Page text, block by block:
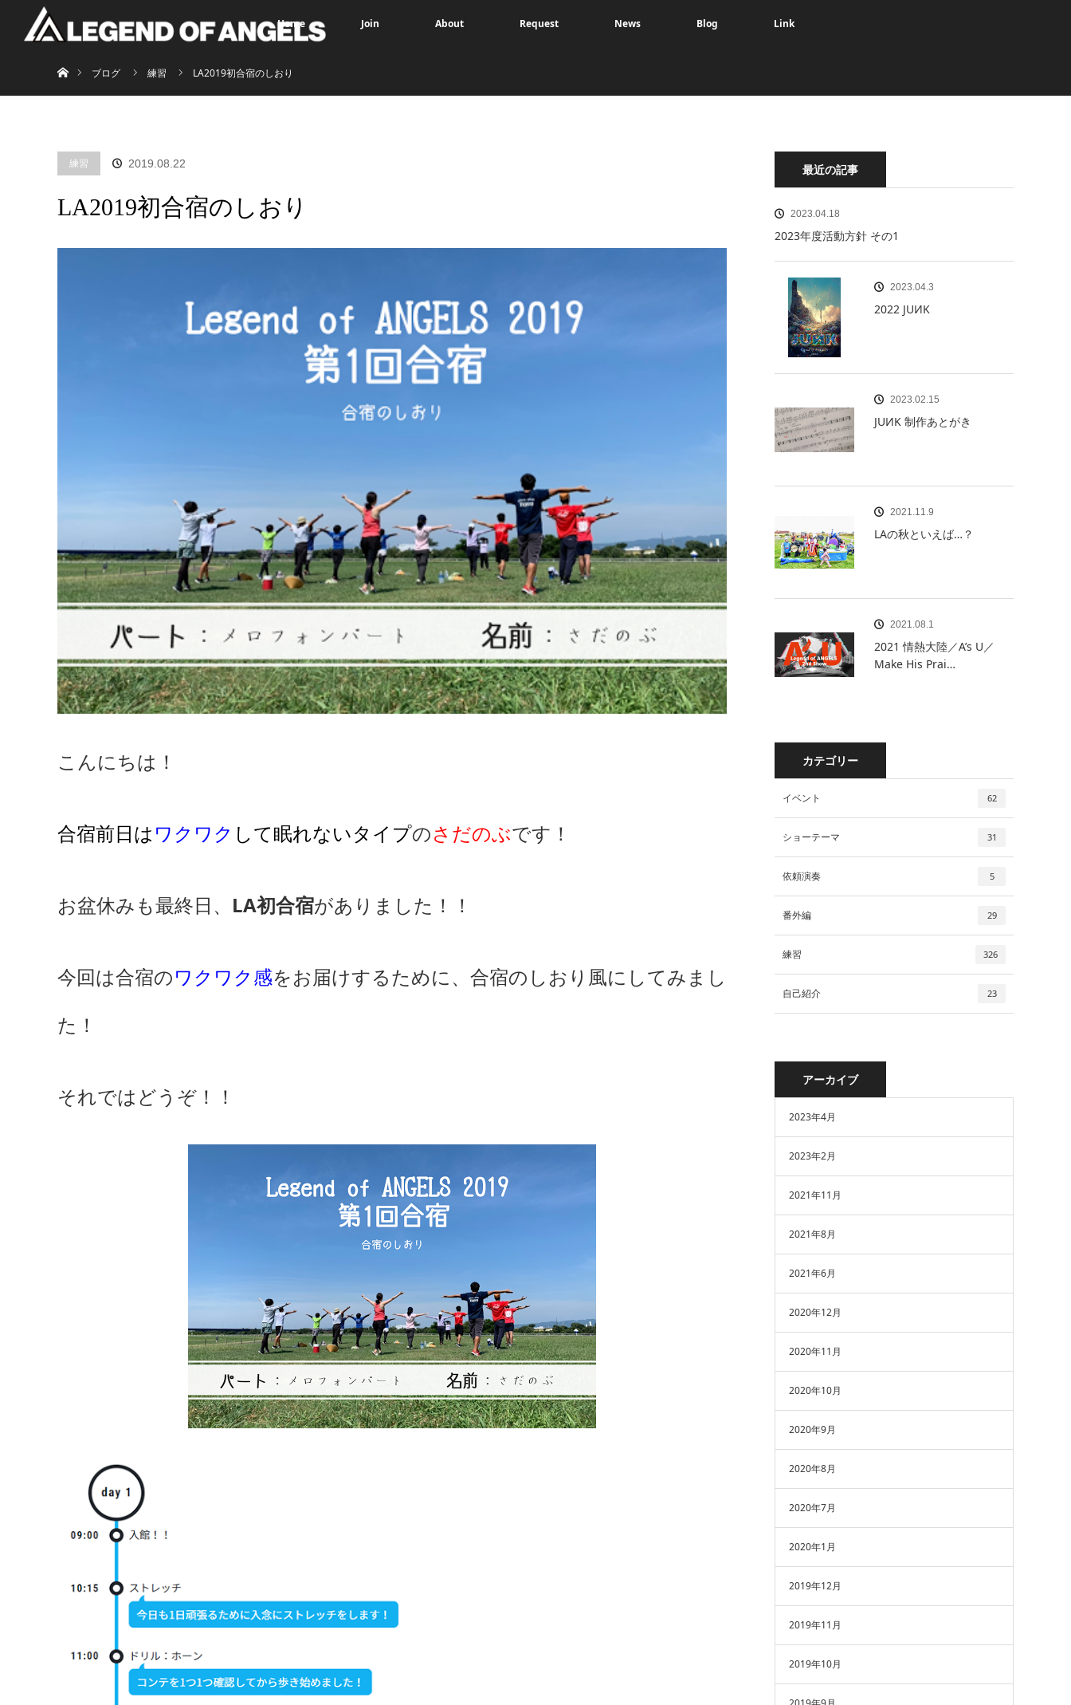
Home Join About Request News Blog Link
ブログ
練習 LA2019初合宿のしおり
練習 2019.08.22
LA2019初合宿のしおり
こんにちは！
合宿前日はワクワク して眠れないタイプのさだのぶです！
お盆休みも最終日、 LA初合宿がありました！！
今回は合宿のワクワク感をお届けするために、合宿のしおり風にしてみまし
た！
それではどうぞ！！
最近の記事
2023.04.18
2023年度活動方針 その1
2023.04.3
2022 JUИK
2023.02.15
JUИK 制作あとがき
2021.11.9
LAの秋といえば…？
2021.08.1
2021 情熱大陸／A’s U／
Make His Prai…
カテゴリー
イベント 62
ショーテーマ 31
依頼演奏 5
番外編 29
練習 326
自己紹介 23
アーカイブ
2023年4月
2023年2月
2021年11月
2021年8月
2021年6月
2020年12月
2020年11月
2020年10月
2020年9月
2020年8月
2020年7月
2020年1月
2019年12月
2019年11月
2019年10月